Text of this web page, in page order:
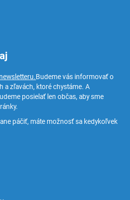
Budeme vás informovať o
a zľavách, ktoré chystáme. A
posielať len občas, aby sme
páčiť, máte možnosť sa kedykoľvek